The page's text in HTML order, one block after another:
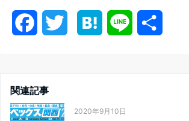
e
関連記事
2020年9月10日